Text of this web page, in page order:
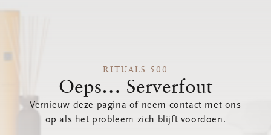
RITUALS 500
Oeps… Serverfout
Vernieuw deze pagina of neem contact met ons
op als het probleem zich blijft voordoen.